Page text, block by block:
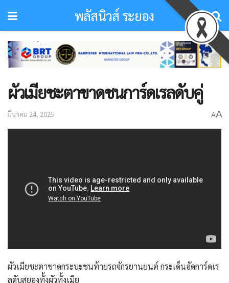
พลัสนิวส์ ระยอง
ผัวเมียชะตาขาดชนการ์ดเรลดับคู่
มีนาคม 24, 2025 AA
ผัวเมียชะตาขาดกระบะชนท้ายรถจักรยานยนต์ กระเด็นอัดการ์ดเร
ลดับสยองทั้งผัวทั้งเมีย